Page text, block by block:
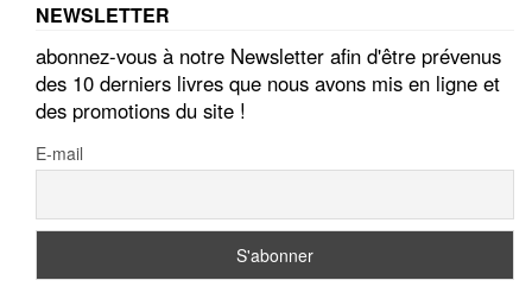
NEWSLETTER
abonnez-vous à notre Newsletter afin d'être prévenus
des 10 derniers livres que nous avons mis en ligne et
des promotions du site !
E-mail